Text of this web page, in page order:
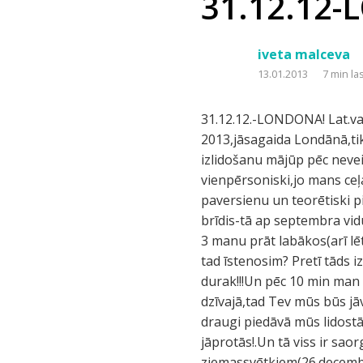
iveta malceva
13.01.2013 7 min
31.12.12.-LONDONA! Lat.val.skolotājiem un valodas fanātiķiem svēti iesaku saudzēt nervus un nelasīt!!!Lēmums,ka 2013,jāsagaida Londānā,tika pieņemts 01.01.12 sēžot Stanstedas lidostas kafeinīcā dzerot kafiju un gaidot izlidošanu mājūp pēc neveiksmīga mēģinājuma sagaidīt 2012 Londonā.Lai gan tobrīd tas tika pieņemts vienpērsoniski,jo mans ceļa biedrs visos dzīves ceļos pateica-''NĒ!''Es ari īpaši neuzstāju un samierinājos ar šādu paversienu un teorētiski piemeklēju un pētiju dažādas iespējas 2013 gada sagaidīšanai,līdz pienāca pēdējais brīdis-tā ap septembra vidu-,kautko lietas labā darīt(pirkt biļetes.pasūtīt viesnīcu utt).Jautāju,pirms tam nosaucu 3 manu prāt labākos(arī lētākos)variantus, Londonu pat nepieminu,savam ceļabiedram visos dzīves ceļos kuru tad īstenosim? Pretī tāds izbrīnīts jautājums-''Un Londonas salūtu atkal noskatīsimies yutubē?''Poņel,ņe durak!!!Un pēc 10 min man ir rokā Raiņa biļetes uz Stanstedu!Tālāk zvans draugam-''Ja tu mūs gribi redzēt dzīvajā,tad Tev mūs būs jāved 1.janvārī 14.00 uz lidostu.'' atbilde-''nekādas viesnīcas.Protams aizvedīsim!''Vēl draugi piedāvā mūs lidostā sagaidīt un aizvest,kur mums vajag,bet no tā mēs atsakāmies-kauns jau arī jāprotās!.Un tā viss ir saorganizēts burtiski 15.min.Tālāk par šo pasākumu tiek aizmirsts vispār,līdz otrajiem ziemassvētkiem(26.decembris),kad dzerot rīta kafiju,es sev uzdodu jautājumu-Ko es visvairāk gribu redzēt Londonā,ja man ir tikai nedaudzas h brīva laika? Atbilde nav pat jādomā:tas ir Tauers(Tower of London). Parasti es neesmu naska uz ieejas biļešu pirkšanu pirms internetā,bet šoreiz pieļauju,ka tas būs pareizāk un ieejot www.hrp.org.uk. atrodu iespēju biļetes iegādāties priekšlaicīgi.Tas man izmaksā-19.80+4,- audeogids krievu val.katram.Tālāk jāizlemj nokļūšana no lidostas līdz centram. Izpētot Stanstedas lidostas mājas lapu,mēs paliekam pie ātrākā varianta(bet tas ir arī dārgākais,ja neskaita taksi)-Stanstedas ekspreša,jo laiks ir nauda,bet naudas mums nav. Biļetes visslētāk 18,-viens vejs,atrodu www.ryanair.com. Lidojuma laikā var iegādāties pie raiņa stjuartiem-20,-naudiņas,bet uz vietas lidostā tas maksā 22,-naudiņas.Kad biļetes ir apmaksātas,prasās ievadīt tikai datumu,bet pulksteņus-ne,atnāk pirkuma apstiprinājums.Bet tās vēl nav